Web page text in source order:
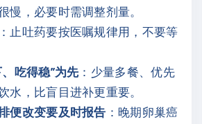
慢，必要时需调整剂量。
止吐药要按医嘱规律用，不要等
吃得稳”为先：少量多餐、优先
水，比盲目进补更重要。
便改变要及时报告 ：晚期卵巢癌